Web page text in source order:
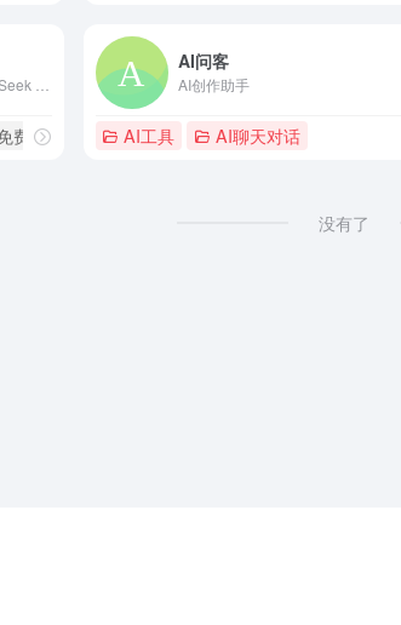
费 AI
AI问客
AI创作助手
AI工具 AI聊天对话
没有了